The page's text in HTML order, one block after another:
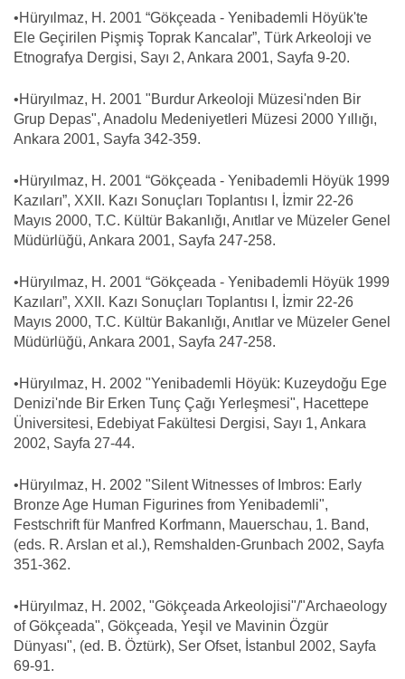
•Hüryılmaz, H. 2001 “Gökçeada - Yenibademli Höyük'te
Ele Geçirilen Pişmiş Toprak Kancalar”, Türk Arkeoloji ve
Etnografya Dergisi, Sayı 2, Ankara 2001, Sayfa 9-20.
•Hüryılmaz, H. 2001 "Burdur Arkeoloji Müzesi'nden Bir
Grup Depas", Anadolu Medeniyetleri Müzesi 2000 Yıllığı,
Ankara 2001, Sayfa 342-359.
•Hüryılmaz, H. 2001 “Gökçeada - Yenibademli Höyük 1999
Kazıları”, XXII. Kazı Sonuçları Toplantısı I, İzmir 22-26
Mayıs 2000, T.C. Kültür Bakanlığı, Anıtlar ve Müzeler Genel
Müdürlüğü, Ankara 2001, Sayfa 247-258.
•Hüryılmaz, H. 2001 “Gökçeada - Yenibademli Höyük 1999
Kazıları”, XXII. Kazı Sonuçları Toplantısı I, İzmir 22-26
Mayıs 2000, T.C. Kültür Bakanlığı, Anıtlar ve Müzeler Genel
Müdürlüğü, Ankara 2001, Sayfa 247-258.
•Hüryılmaz, H. 2002 "Yenibademli Höyük: Kuzeydoğu Ege
Denizi'nde Bir Erken Tunç Çağı Yerleşmesi", Hacettepe
Üniversitesi, Edebiyat Fakültesi Dergisi, Sayı 1, Ankara
2002, Sayfa 27-44.
•Hüryılmaz, H. 2002 "Silent Witnesses of Imbros: Early
Bronze Age Human Figurines from Yenibademli",
Festschrift für Manfred Korfmann, Mauerschau, 1. Band,
(eds. R. Arslan et al.), Remshalden-Grunbach 2002, Sayfa
351-362.
•Hüryılmaz, H. 2002, "Gökçeada Arkeolojisi"/"Archaeology
of Gökçeada", Gökçeada, Yeşil ve Mavinin Özgür
Dünyası", (ed. B. Öztürk), Ser Ofset, İstanbul 2002, Sayfa
69-91.